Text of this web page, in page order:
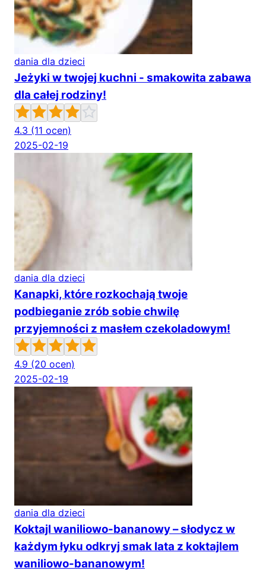
dania dla dzieci
Jeżyki w twojej kuchni - smakowita zabawa
dla całej rodziny!
4.3 (11 ocen)
2025-02-19
dania dla dzieci
Kanapki, które rozkochają twoje
podbieganie zrób sobie chwilę
przyjemności z masłem czekoladowym!
4.9 (20 ocen)
2025-02-19
dania dla dzieci
Koktajl waniliowo-bananowy – słodycz w
każdym łyku odkryj smak lata z koktajlem
waniliowo-bananowym!